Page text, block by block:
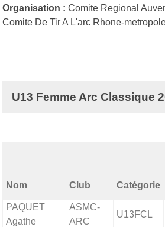
Organisation : Comite Regional
Comite De Tir A L'arc Rhone-
U13 Femme Arc Classique
Nom Club Catégorie
PAQUET
Agathe
ASMC-
ARC
U13FCL